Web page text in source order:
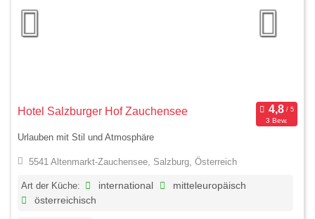
Hotel Salzburger Hof Zauchensee
3 Bew.
Urlauben mit Stil und Atmosphäre
5541 Altenmarkt-Zauchensee, Salzburg, Österreich
Art der Küche: international
mitteleuropäisch
österreichisch